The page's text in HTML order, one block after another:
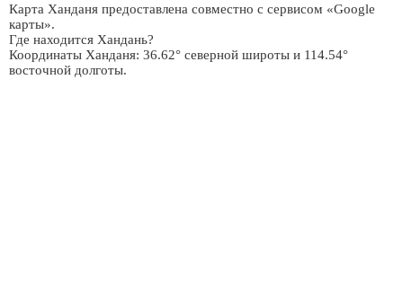
Карта Ханданя предоставлена совместно с сервисом «Google
карты».
Где находится Хандань?
Координаты Ханданя: 36.62° северной широты и 114.54°
восточной долготы.